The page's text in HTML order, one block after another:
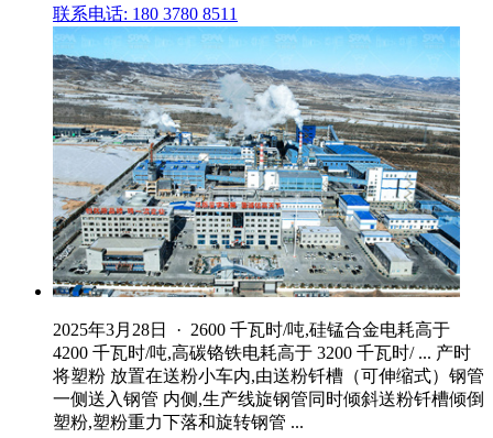
联系电话: 180 3780 8511
2025年3月28日 · 2600 千瓦时/吨,硅锰合金电耗高于
4200 千瓦时/吨,高碳铬铁电耗高于 3200 千瓦时/ ... 产时
将塑粉 放置在送粉小车内,由送粉钎槽（可伸缩式）钢管
一侧送入钢管 内侧,生产线旋钢管同时倾斜送粉钎槽倾倒
塑粉,塑粉重力下落和旋转钢管 ...